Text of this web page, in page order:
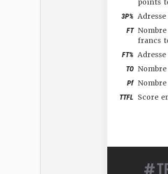
points
3P%
FT
francs
FT%
TO
Pf
TTFL Score